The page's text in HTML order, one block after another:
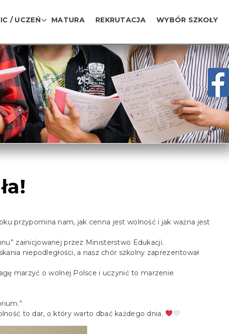
/ UCZEŃ MATURA REKRUTACJA WYBÓR SZKOŁY
przypomina nam, jak cenna jest wolność i jak ważna jest
zainicjowanej przez Ministerstwo Edukacji.
niepodległości, a nasz chór szkolny zaprezentował
marzyć o wolnej Polsce i uczynić to marzenie
to dar, o który warto dbać każdego dnia.